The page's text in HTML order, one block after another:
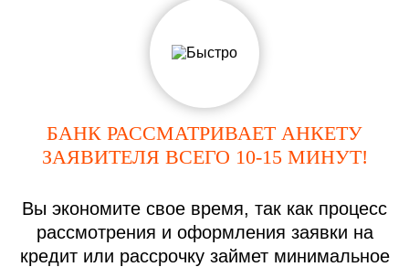
БАНК РАССМАТРИВАЕТ АНКЕТУ
ЗАЯВИТЕЛЯ ВСЕГО 10-15 МИНУТ!
Вы экономите свое время, так как процесс
рассмотрения и оформления заявки на
кредит или рассрочку займет минимальное